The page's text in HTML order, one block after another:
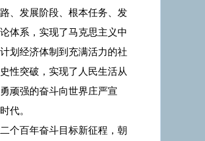
、发展阶段、根本任务、发
体系，实现了马克思主义中
划经济体制到充满活力的社
性突破，实现了人民生活从
顽强的奋斗向世界庄严宣
代。
个百年奋斗目标新征程，朝